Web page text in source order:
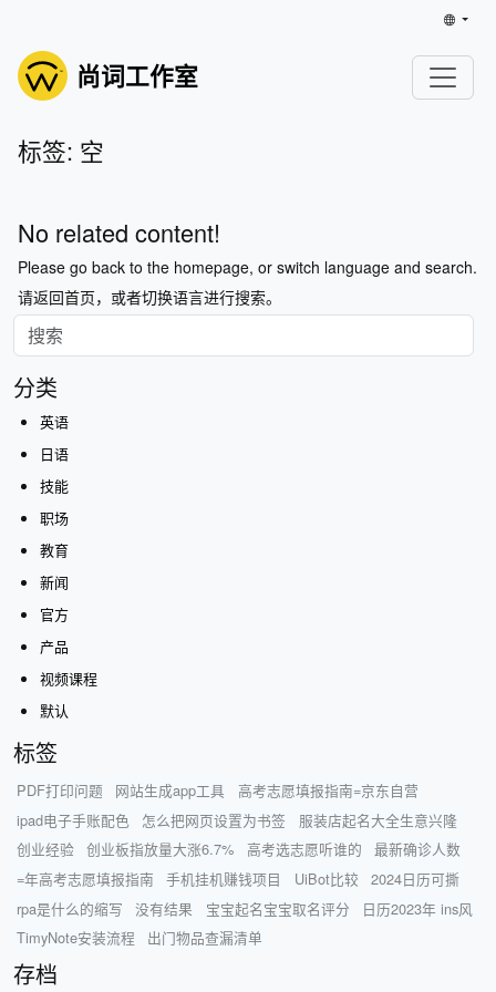
尚词工作室
标签: 空
No related content!
Please go back to the homepage, or switch language and search.
请返回首页，或者切换语言进行搜索。
分类
英语
日语
技能
职场
教育
新闻
官方
产品
视频课程
默认
标签
PDF打印问题 网站生成app工具
高考志愿填报指南=京东自营
ipad电子手账配色
怎么把网页设置为书签
服装店起名大全生意兴隆
创业经验
创业板指放量大涨6.7% 高考选志愿听谁的
最新确诊人数
=年高考志愿填报指南
手机挂机赚钱项目 UiBot比较
2024日历可撕
rpa是什么的缩写
没有结果 宝宝起名宝宝取名评分
日历2023年 ins风
TimyNote安装流程
出门物品查漏清单
存档